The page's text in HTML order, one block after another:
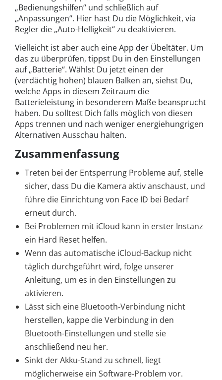
„Bedienungshilfen“ und schließlich auf
„Anpassungen“. Hier hast Du die Möglichkeit, via
Regler die „Auto-Helligkeit“ zu deaktivieren.
Vielleicht ist aber auch eine App der Übeltäter. Um
das zu überprüfen, tippst Du in den Einstellungen
auf „Batterie“. Wählst Du jetzt einen der
(verdächtig hohen) blauen Balken an, siehst Du,
welche Apps in diesem Zeitraum die
Batterieleistung in besonderem Maße beansprucht
haben. Du solltest Dich falls möglich von diesen
Apps trennen und nach weniger energiehungrigen
Alternativen Ausschau halten.
Zusammenfassung
Treten bei der Entsperrung Probleme auf, stelle
sicher, dass Du die Kamera aktiv anschaust, und
führe die Einrichtung von Face ID bei Bedarf
erneut durch.
Bei Problemen mit iCloud kann in erster Instanz
ein Hard Reset helfen.
Wenn das automatische iCloud-Backup nicht
täglich durchgeführt wird, folge unserer
Anleitung, um es in den Einstellungen zu
aktivieren.
Lässt sich eine Bluetooth-Verbindung nicht
herstellen, kappe die Verbindung in den
Bluetooth-Einstellungen und stelle sie
anschließend neu her.
Sinkt der Akku-Stand zu schnell, liegt
möglicherweise ein Software-Problem vor.